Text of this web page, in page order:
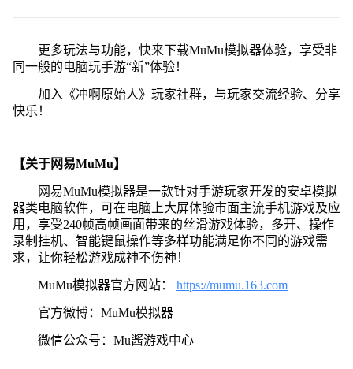
更多玩法与功能，快来下载MuMu模拟器体验，享受非
同一般的电脑玩手游“新”体验！
加入《冲啊原始人》玩家社群，与玩家交流经验、分享
快乐！
【关于网易MuMu】
网易MuMu模拟器是一款针对手游玩家开发的安卓模拟
器类电脑软件，可在电脑上大屏体验市面主流手机游戏及应
用，享受240帧高帧画面带来的丝滑游戏体验，多开、操作
录制挂机、智能键鼠操作等多样功能满足你不同的游戏需
求，让你轻松游戏成神不伤神！
MuMu模拟器官方网站： https://mumu.163.com
官方微博：MuMu模拟器
微信公众号：Mu酱游戏中心